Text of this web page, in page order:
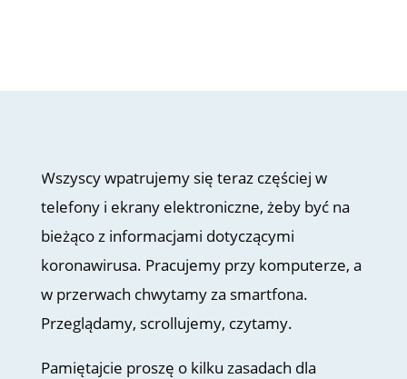
Wszyscy wpatrujemy się teraz częściej w
telefony i ekrany elektroniczne, żeby być na
bieżąco z informacjami dotyczącymi
koronawirusa. Pracujemy przy komputerze, a
w przerwach chwytamy za smartfona.
Przeglądamy, scrollujemy, czytamy.
Pamiętajcie proszę o kilku zasadach dla